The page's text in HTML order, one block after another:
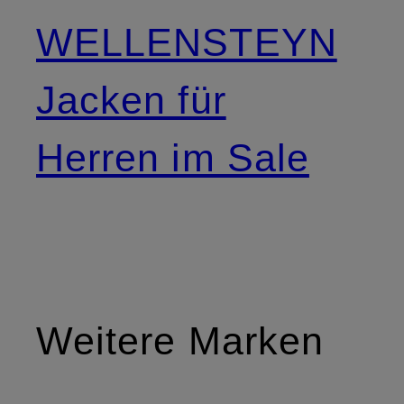
WELLENSTEYN
Jacken für
Herren im Sale
Weitere Marken